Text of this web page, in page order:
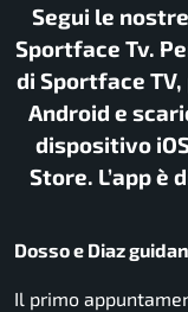
Segui le
Sportface Tv.
di Sportface
Android e
dispositivo
Store. L’app è
Dosso e Diaz
Il primo